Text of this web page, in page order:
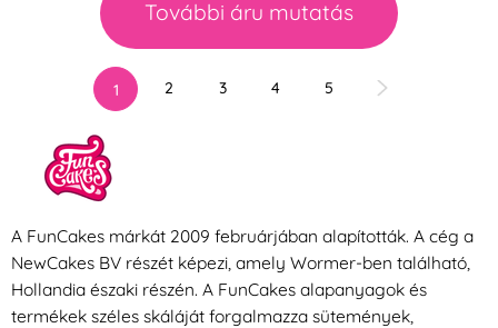
További áru mutatás
1 2 3 4 5
A FunCakes márkát 2009 februárjában alapították. A cég a
NewCakes BV részét képezi, amely Wormer-ben található,
Hollandia északi részén. A FunCakes alapanyagok és
termékek széles skáláját forgalmazza sütemények,